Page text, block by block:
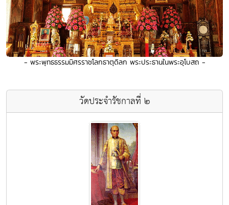
- พระพุทธธรรมมิศรราชโลกธาตุดิลก พระประธานในพระอุโบสถ -
วัดประจำรัชกาลที่ ๒